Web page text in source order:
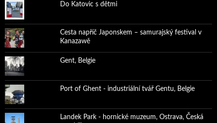
Do Katovic s dětmi
Cesta napříč Japonskem – samurajský festival v
Kanazawě
Gent, Belgie
Port of Ghent - industriální tvář Gentu, Belgie
Landek Park - hornické muzeum, Ostrava, Česká